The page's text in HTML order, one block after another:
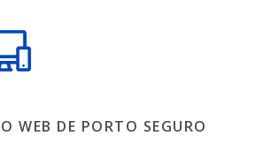
WEB DE PORTO SEGURO